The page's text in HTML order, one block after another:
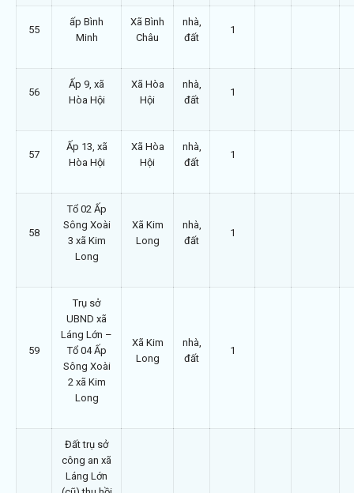
55
ấp Bình
Minh
Xã Bình
Châu
nhà,
đất
1
56
Ấp 9, xã
Hòa Hội
Xã Hòa
Hội
nhà,
đất
1
57
Ấp 13, xã
Hòa Hội
Xã Hòa
Hội
nhà,
đất
1
58
Tổ 02 Ấp
Sông Xoài
3 xã Kim
Long
Xã Kim
Long
nhà,
đất
1
59
Trụ sở
UBND xã
Láng Lớn –
Tổ 04 Ấp
Sông Xoài
2 xã Kim
Long
Xã Kim
Long
nhà,
đất
1
Đất trụ sở
công an xã
Láng Lớn